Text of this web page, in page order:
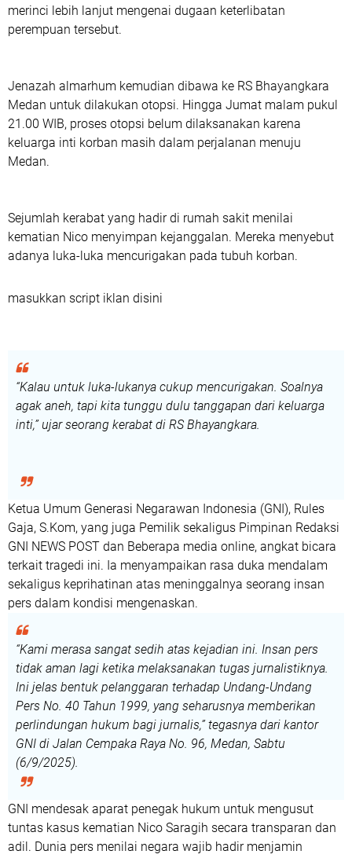
merinci lebih lanjut mengenai dugaan keterlibatan
perempuan tersebut.
Jenazah almarhum kemudian dibawa ke RS Bhayangkara
Medan untuk dilakukan otopsi. Hingga Jumat malam pukul
21.00 WIB, proses otopsi belum dilaksanakan karena
keluarga inti korban masih dalam perjalanan menuju
Medan.
Sejumlah kerabat yang hadir di rumah sakit menilai
kematian Nico menyimpan kejanggalan. Mereka menyebut
adanya luka-luka mencurigakan pada tubuh korban.
masukkan script iklan disini
“Kalau untuk luka-lukanya cukup mencurigakan. Soalnya
agak aneh, tapi kita tunggu dulu tanggapan dari keluarga
inti,” ujar seorang kerabat di RS Bhayangkara.
Ketua Umum Generasi Negarawan Indonesia (GNI), Rules
Gaja, S.Kom, yang juga Pemilik sekaligus Pimpinan Redaksi
GNI NEWS POST dan Beberapa media online, angkat bicara
terkait tragedi ini. Ia menyampaikan rasa duka mendalam
sekaligus keprihatinan atas meninggalnya seorang insan
pers dalam kondisi mengenaskan.
“Kami merasa sangat sedih atas kejadian ini. Insan pers
tidak aman lagi ketika melaksanakan tugas jurnalistiknya.
Ini jelas bentuk pelanggaran terhadap Undang-Undang
Pers No. 40 Tahun 1999, yang seharusnya memberikan
perlindungan hukum bagi jurnalis,” tegasnya dari kantor
GNI di Jalan Cempaka Raya No. 96, Medan, Sabtu
(6/9/2025).
GNI mendesak aparat penegak hukum untuk mengusut
tuntas kasus kematian Nico Saragih secara transparan dan
adil. Dunia pers menilai negara wajib hadir menjamin